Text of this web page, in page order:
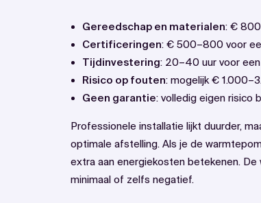
Gereedschap en materialen: €
Certificeringen: € 500–800 voor
Tijdinvestering: 20–40 uur voor
Risico op fouten: mogelijk €
Geen garantie: volledig eigen risico
Professionele installatie lijkt duurder,
optimale afstelling. Als je de
extra aan energiekosten betekenen. De
minimaal of zelfs negatief.